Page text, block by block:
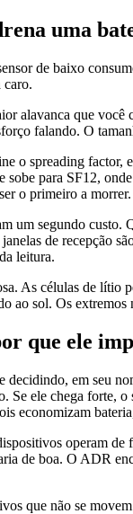
uma
de baixo
caro.
alavanca que você
falando. O
o spreading
sobe para SF12,
o primeiro a morrer.
um segundo
de recepção
leitura.
As células de lítio
ao sol. Os
que ele
decidindo, em seu
Se ele chega forte,
economizam
operam de
de boa. O ADR
que não se